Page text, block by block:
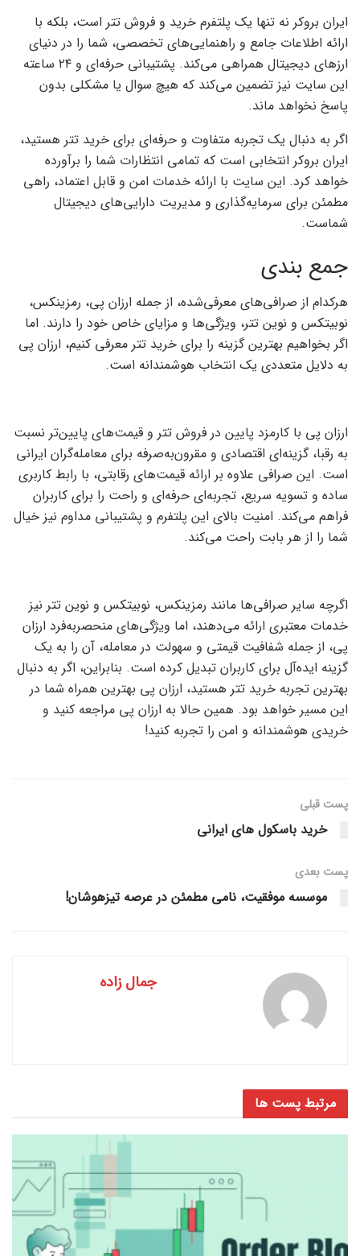
ایران بروکر نه‌ تنها یک پلتفرم خرید و فروش تتر است، بلکه با
ارائه اطلاعات جامع و راهنمایی‌های تخصصی، شما را در دنیای
ارزهای دیجیتال همراهی می‌کند. پشتیبانی حرفه‌ای و ۲۴ ساعته
این سایت نیز تضمین می‌کند که هیچ سوال یا مشکلی بدون
پاسخ نخواهد ماند.
اگر به دنبال یک تجربه متفاوت و حرفه‌ای برای خرید تتر هستید،
ایران بروکر انتخابی است که تمامی انتظارات شما را برآورده
خواهد کرد. این سایت با ارائه خدمات امن و قابل اعتماد، راهی
مطمئن برای سرمایه‌گذاری و مدیریت دارایی‌های دیجیتال
شماست.
جمع بندی
هرکدام از صرافی‌های معرفی‌شده، از جمله ارزان پی، رمزینکس،
نوبیتکس و نوین تتر، ویژگی‌ها و مزایای خاص خود را دارند. اما
اگر بخواهیم بهترین گزینه را برای خرید تتر معرفی کنیم، ارزان پی
به دلایل متعددی یک انتخاب هوشمندانه است.
ارزان پی با کارمزد پایین در فروش تتر و قیمت‌های پایین‌تر نسبت
به رقبا، گزینه‌ای اقتصادی و مقرون‌به‌صرفه برای معامله‌گران ایرانی
است. این صرافی علاوه بر ارائه قیمت‌های رقابتی، با رابط کاربری
ساده و تسویه سریع، تجربه‌ای حرفه‌ای و راحت را برای کاربران
فراهم می‌کند. امنیت بالای این پلتفرم و پشتیبانی مداوم نیز خیال
شما را از هر بابت راحت می‌کند.
اگرچه سایر صرافی‌ها مانند رمزینکس، نوبیتکس و نوین تتر نیز
خدمات معتبری ارائه می‌دهند، اما ویژگی‌های منحصربه‌فرد ارزان
پی، از جمله شفافیت قیمتی و سهولت در معامله، آن را به یک
گزینه ایده‌آل برای کاربران تبدیل کرده است. بنابراین، اگر به دنبال
بهترین تجربه خرید تتر هستید، ارزان پی بهترین همراه شما در
این مسیر خواهد بود. همین حالا به ارزان پی مراجعه کنید و
خریدی هوشمندانه و امن را تجربه کنید!
پست قبلی
خرید باسکول های ایرانی
پست‌ بعدی
موسسه موفقیت، نامی مطمئن در عرصه تیزهوشان!
جمال زاده
مرتبط پست ها